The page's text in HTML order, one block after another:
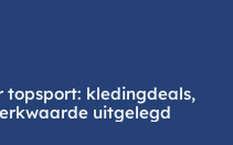
topsport: kledingdeals,
uitgelegd